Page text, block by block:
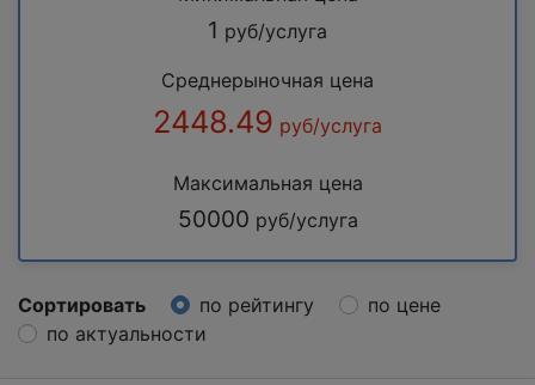
1 руб/услуга
Среднерыночная цена
2448.49 руб/услуга
Максимальная цена
50000 руб/услуга
Сортировать по рейтингу
по цене
по актуальности